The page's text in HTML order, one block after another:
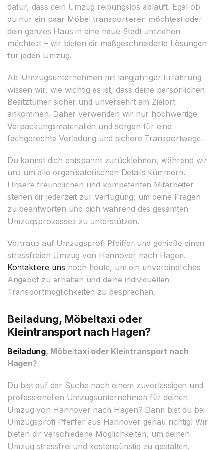
dafür, dass dein Umzug reibungslos abläuft. Egal ob
du nur ein paar Möbel transportieren möchtest oder
dein ganzes Haus in eine neue Stadt umziehen
möchtest – wir bieten dir maßgeschneiderte Lösungen
für jeden Umzug.
Als Umzugsunternehmen mit langjähriger Erfahrung
wissen wir, wie wichtig es ist, dass deine persönlichen
Besitztümer sicher und unversehrt am Zielort
ankommen. Daher verwenden wir nur hochwertige
Verpackungsmaterialien und sorgen für eine
fachgerechte Verladung und sichere Transportwege.
Du kannst dich entspannt zurücklehnen, während wir
uns um alle organisatorischen Details kümmern.
Unsere freundlichen und kompetenten Mitarbeiter
stehen dir jederzeit zur Verfügung, um deine Fragen
zu beantworten und dich während des gesamten
Umzugsprozesses zu unterstützen.
Vertraue auf Umzugsprofi Pfeiffer und genieße einen
stressfreien Umzug von Hannover nach Hagen.
Kontaktiere uns noch heute, um ein unverbindliches
Angebot zu erhalten und deine individuellen
Transportmöglichkeiten zu besprechen.
Beiladung, Möbeltaxi oder
Kleintransport nach Hagen?
Beiladung, Möbeltaxi oder Kleintransport nach
Hagen?
Du bist auf der Suche nach einem zuverlässigen und
professionellen Umzugsunternehmen für deinen
Umzug von Hannover nach Hagen? Dann bist du bei
Umzugsprofi Pfeiffer aus Hannover genau richtig! Wir
bieten dir verschiedene Möglichkeiten, um deinen
Umzug stressfrei und kostengünstig zu gestalten.